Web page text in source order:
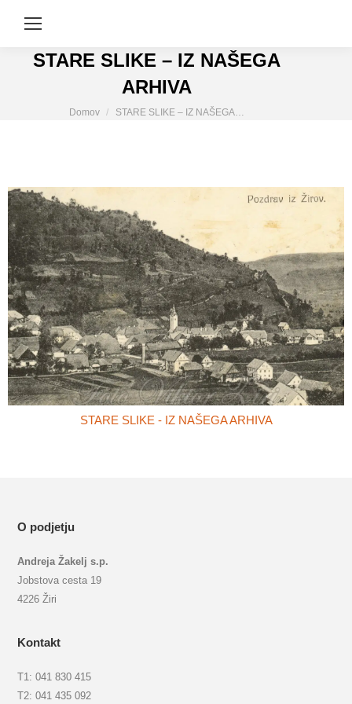
STARE SLIKE – IZ NAŠEGA
ARHIVA
You are here:
Domov STARE SLIKE – IZ NAŠEGA…
STARE SLIKE - IZ NAŠEGA ARHIVA
O podjetju
Andreja Žakelj s.p.
Jobstova cesta 19
4226 Žiri
Kontakt
T1: 041 830 415
T2: 041 435 092